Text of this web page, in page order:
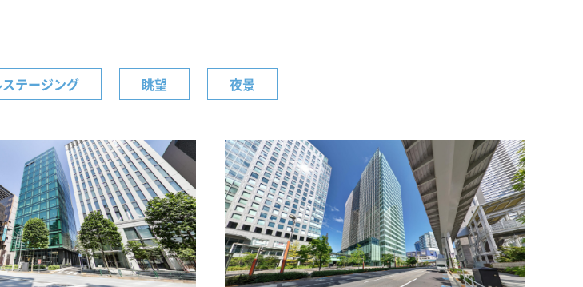
テージング 眺望 夜景